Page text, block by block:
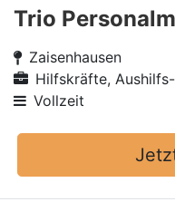
Trio
Zaisenhausen
Hilfskräfte,
Vollzeit